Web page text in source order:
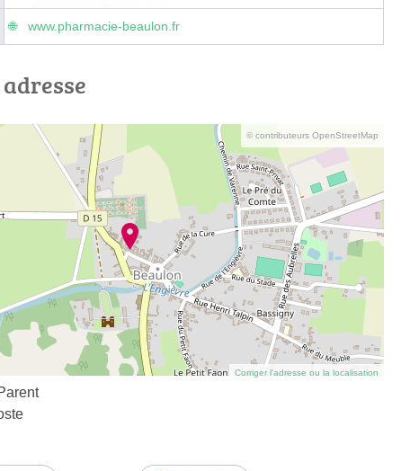
www.pharmacie-beaulon.fr
© contributeurs OpenStreetMap
Corriger l’adresse ou la localisation